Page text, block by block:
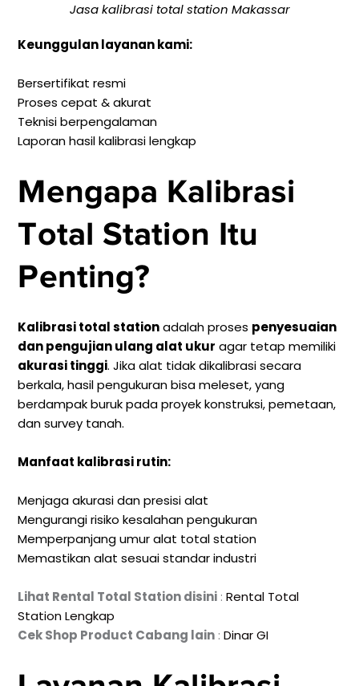
Jasa kalibrasi total station Makassar
Keunggulan layanan kami:
Bersertifikat resmi
Proses cepat & akurat
Teknisi berpengalaman
Laporan hasil kalibrasi lengkap
Mengapa Kalibrasi
Total Station Itu
Penting?
Kalibrasi total stationadalah proses penyesuaian
dan pengujian ulang alat ukur agar tetap memiliki
akurasi tinggi. Jika alat tidak dikalibrasi secara
berkala, hasil pengukuran bisa meleset, yang
berdampak buruk pada proyek konstruksi, pemetaan,
dan survey tanah.
Manfaat kalibrasi rutin:
Menjaga akurasi dan presisi alat
Mengurangi risiko kesalahan pengukuran
Memperpanjang umur alat total station
Memastikan alat sesuai standar industri
Lihat Rental Total Station disini :Rental Total
Station Lengkap
Cek Shop Product Cabang lain :Dinar GI